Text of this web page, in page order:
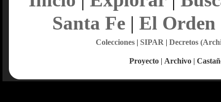
Santa Fe| El Orden
Colecciones| SIPAR | Decretos
Proyecto | Archivo |